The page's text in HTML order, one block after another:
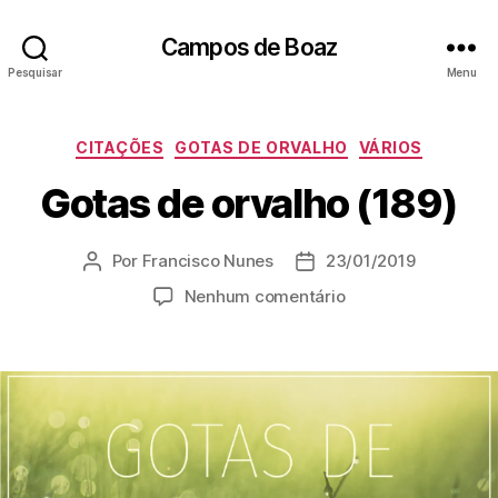
Pesquisar
Campos de Boaz
Menu
C
t
e
o
r
CITAÇÕES GOTAS DE ORVALHO VÁRIOS
Gotas de orvalho (189)
A
d
s
Por Francisco Nunes
D
e
23/01/2019
Nenhum comentárioe
o
s
d
e